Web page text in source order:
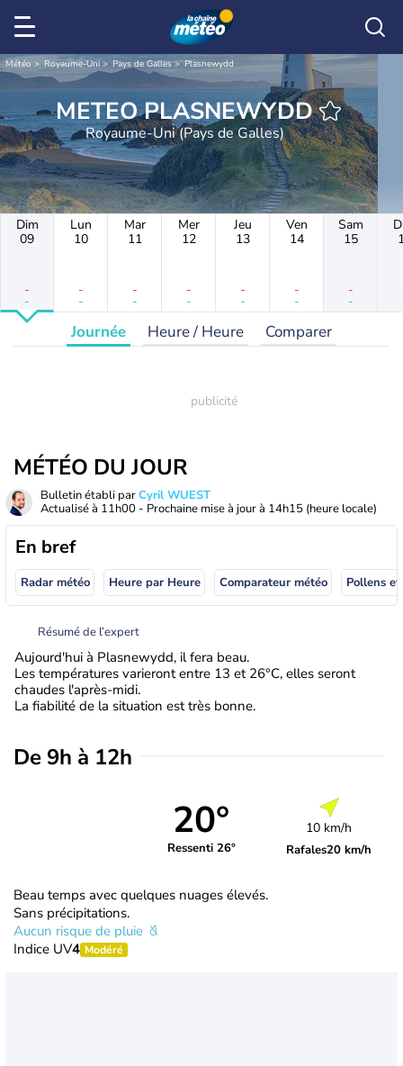
Météo Royaume-Uni Pays de Galles Plasnewydd
METEO PLASNEWYDD
Royaume-Uni (Pays de Galles)
Dim
09
-
-
Lun
10
-
-
Mar
11
-
-
Mer
12
-
-
Jeu
13
-
-
Ven
14
-
-
Sam
15
-
-
Journée Heure / Heure Comparer
MÉTÉO DU JOUR
Bulletin établi parCyril WUEST
Actualisé à 11h00 - Prochaine mise à jour à 14h15 (heure locale)
En bref
Radar météo Heure par Heure Comparateur météo Pollens
Résumé de l’expert
Aujourd'hui à Plasnewydd, il fera beau.
Les températures varieront entre 13 et 26°C, elles seront
chaudes l'après-midi.
La fiabilité de la situation est très bonne.
De 9h à 12h
20°
Ressenti 26°
10 km/h
Rafales20 km/h
Beau temps avec quelques nuages élevés.
Sans précipitations.
Aucun risque de pluie
Indice UV4 Modéré